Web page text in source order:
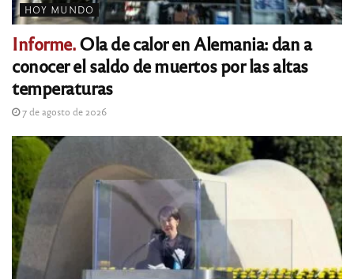
HOY MUNDO
Informe.Ola de calor en Alemania: dan a
conocer el saldo de muertos por las altas
temperaturas
7 de agosto de 2026